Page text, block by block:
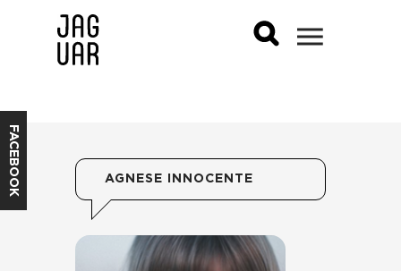
FACEBOOK AGNESE INNOCENTE